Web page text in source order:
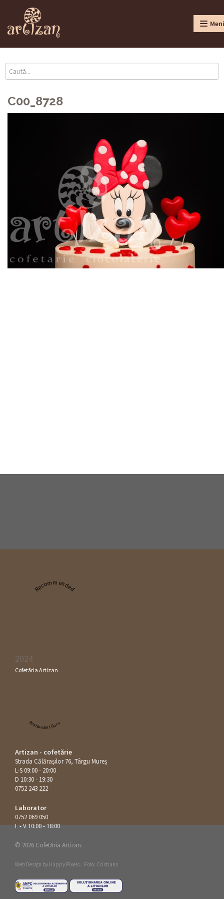
C00_8728
Recommended
2024
Cofetăria Artizan
Restaurant Guru
Artizan - cofetărie
Strada Călăraşilor 76, Târgu Mureș
L-S 09:00 - 20:00
D 10:30 - 19:30
0752 243 222
Laborator
0752 069 050
L - V 10:00 - 18:00
© 2026 Cofetăria Artizan.
Web Design by Happy Pixels. Foto: Cristians